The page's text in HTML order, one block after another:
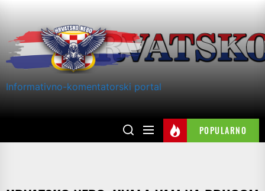
content
Informativno-komentatorski portal
POPULARNO